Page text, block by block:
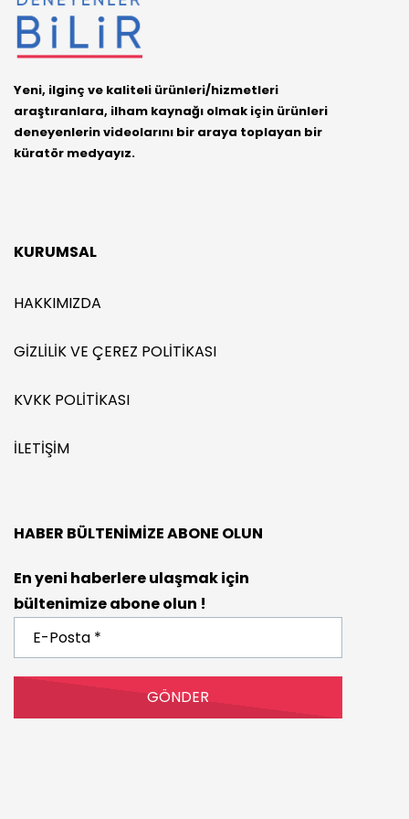
Yeni, ilginç ve kaliteli ürünleri/hizmetleri
araştıranlara, ilham kaynağı olmak için ürünleri
deneyenlerin videolarını bir araya toplayan bir
küratör medyayız.
KURUMSAL
HAKKIMIZDA
GIZLILIK VE ÇEREZ POLITIKASI
KVKK POLITIKASI
İLETIŞIM
HABER BÜLTENIMIZE ABONE OLUN
En yeni haberlere ulaşmak için
bültenimize abone olun !
Posta
*